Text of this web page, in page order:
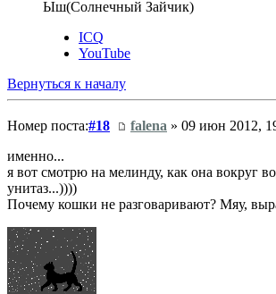
Ыш(Солнечный Зайчик)
ICQ
YouTube
Вернуться к началу
Номер поста:#18 falena » 09 июн 2012,
именно...
я вот смотрю на мелинду, как она вокруг
унитаз...))))
Почему кошки не разговаривают? Мяу,